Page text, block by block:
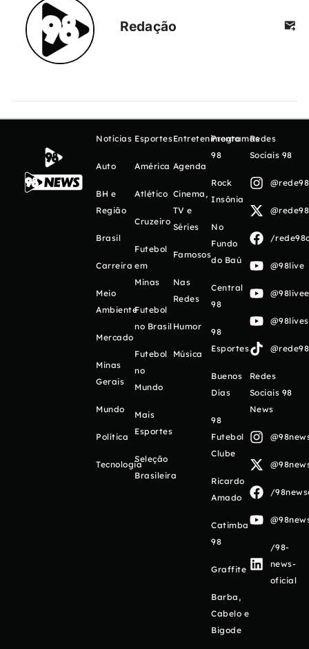
Redação
Notícias
Auto
BH e
Região
Brasil
Carreira
Meio
Ambiente
Mercado
Minas
Gerais
Mundo
Política
Tecnologia
Esportes
América
Atlético
Cruzeiro
Futebol
em
Minas
Futebol
no Brasil
Futebol
no
Mundo
Mais
Esportes
Seleção
Brasileira
Entretenimento
Agenda
Cinema,
TV e
Séries
Famosos
Nas
Redes
Humor
Música
Programas
98
Rock
Insônia
No
Fundo
do Baú
Central
98
98
Esportes
Buenos
Días
98
Futebol
Clube
Ricardo
Amado
Catimba
98
Graffite
Barba,
Cabelo e
Bigode
Redes
Sociais 98
/
@98live
Redes
Sociais 98
News
/
/98-
news-
oficial